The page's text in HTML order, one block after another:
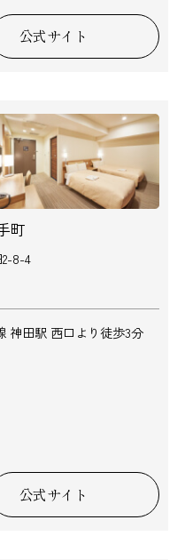
公式サイト
町
8-4
神田駅 西口より徒歩3分
公式サイト